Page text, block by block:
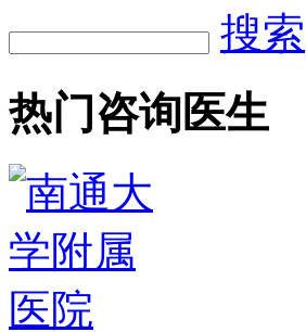
搜索
热门咨询医生